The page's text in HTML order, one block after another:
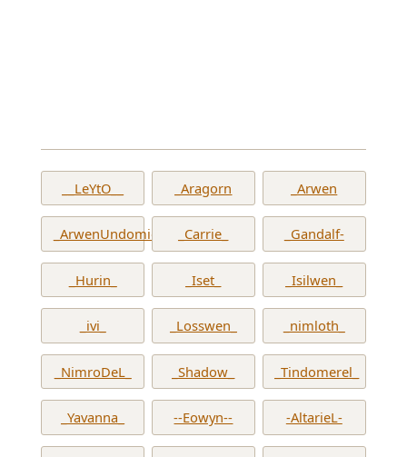
__LeYtO__ _Aragorn _Arwen
_ArwenUndomiel_ _Carrie_ _Gandalf-
_Hurin_ _Iset_ _Isilwen_
_ivi_ _Losswen_ _nimloth_
_NimroDeL_ _Shadow_ _Tindomerel_
_Yavanna_ --Eowyn-- -AltarieL-